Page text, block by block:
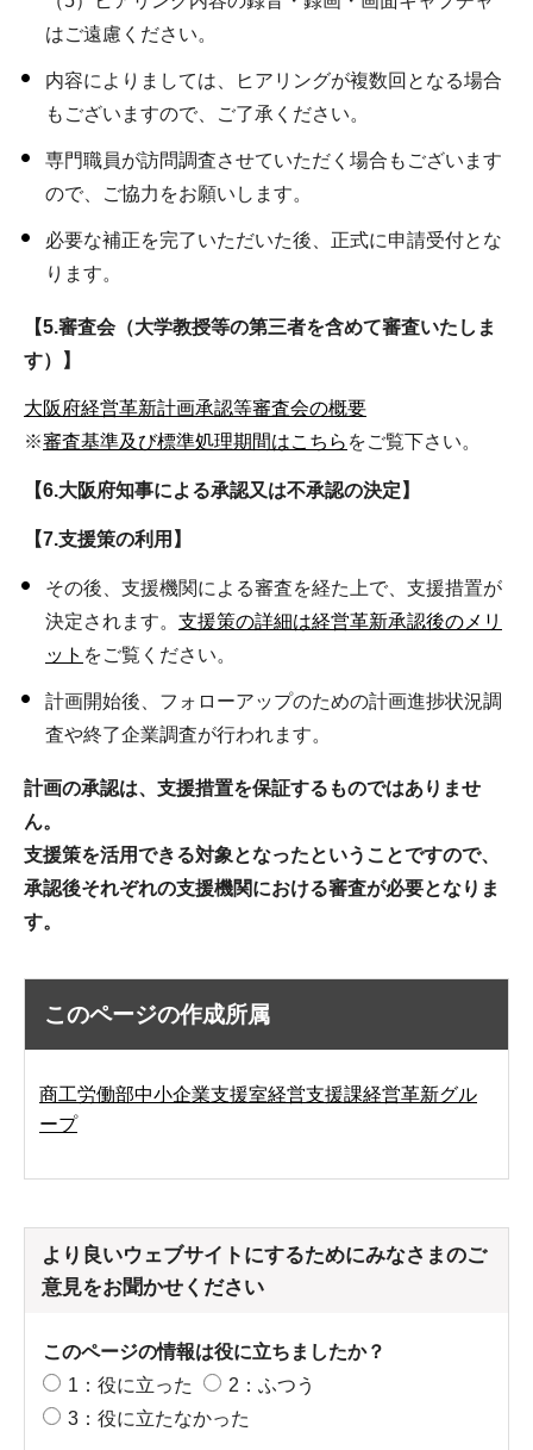
はご遠慮ください。
内容によりましては、ヒアリングが複数回となる場合
もございますので、ご了承ください。
専門職員が訪問調査させていただく場合もございます
ので、ご協力をお願いします。
必要な補正を完了いただいた後、正式に申請受付とな
ります。
【5.審査会（大学教授等の第三者を含めて審査いたしま
す）】
大阪府経営革新計画承認等審査会の概要
※審査基準及び標準処理期間はこちら をご覧下さい。
【6.大阪府知事による承認又は不承認の決定】
【7.支援策の利用】
その後、支援機関による審査を経た上で、支援措置が
決定されます。 支援策の詳細は経営革新承認後のメリ
ット をご覧ください。
計画開始後、フォローアップのための計画進捗状況調
査や終了企業調査が行われます。
計画の承認は、支援措置を保証するものではありませ
ん。
支援策を活用できる対象となったということですので、
承認後それぞれの支援機関における審査が必要となりま
す。
このページの作成所属
商工労働部中小企業支援室経営支援課経営革新グル
ープ
より良いウェブサイトにするためにみなさまのご
意見をお聞かせください
このページの情報は役に立ちましたか？
1：役に立った
2：ふつう
3：役に立たなかった